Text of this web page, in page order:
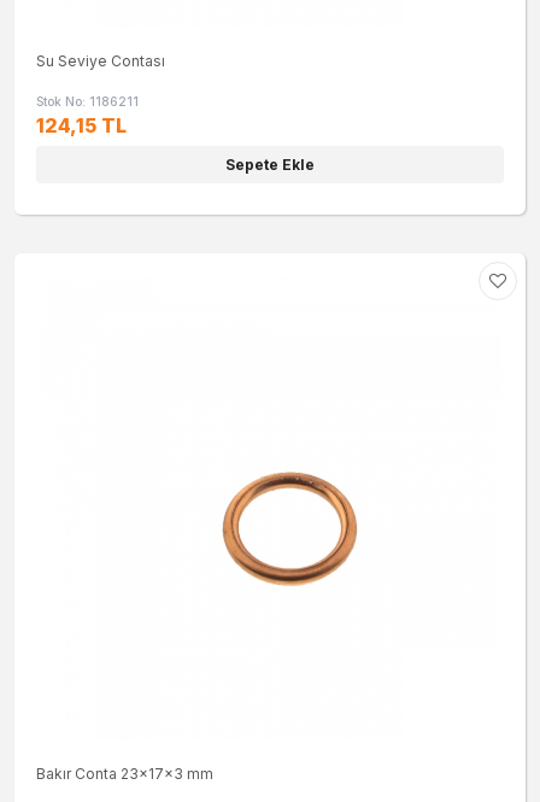
Su Seviye Contası
Stok No: 1186211
124,15 TL
Sepete Ekle
Bakır Conta 23x17x3 mm